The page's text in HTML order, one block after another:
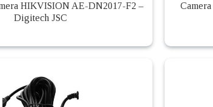
HIKVISION AE-DN2017-F2 –
Digitech JSC